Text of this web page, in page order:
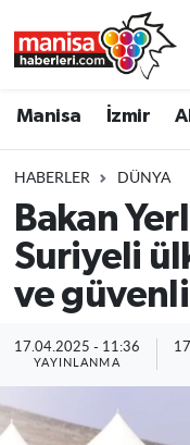
Manisa İzmir
HABERLER DÜNYA
Bakan
Suriyeli
ve
17.04.2025 - 11:36
YAYINLANMA
Turgutlu
Salihli
Saruhanlı
Soma
Manisa Nöbetçi
Manisa Trafik
Süper Lig Puan
Tüm Manşetler
Son Dakika